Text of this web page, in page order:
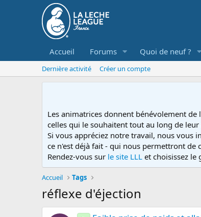
Accueil Forums Quoi de neuf ?
Dernière activité Créer un compte
Les animatrices donnent bénévolement
celles qui le souhaitent tout au long de
Si vous appréciez notre travail, nous vous
ce n'est déjà fait - qui nous permettront
Rendez-vous sur le site LLL et choisissez le
Accueil Tags
réflexe d'éjection